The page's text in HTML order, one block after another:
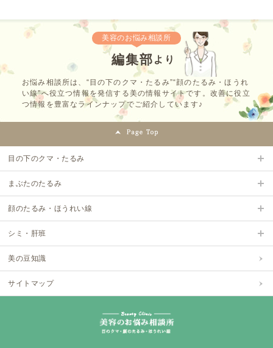
美容のお悩み相談所
編集部 より
お悩み相談所は、“目の下のクマ・たるみ”“顔のたるみ・ほうれ
い線”へ役立つ情報を発信する美の情報サイトです。改善に役立
つ情報を豊富なラインナップでご紹介しています♪
目の下のクマ・たるみ
まぶたのたるみ
顔のたるみ・ほうれい線
シミ・肝班
美の豆知識
サイトマップ